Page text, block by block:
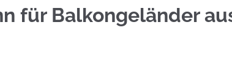
& Jakobs und ✓Aluminium
für Balkongeländer